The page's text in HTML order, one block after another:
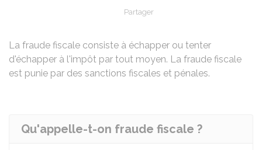
Partager
La fraude fiscale consiste à échapper ou tenter
d'échapper à l'impôt par tout moyen. La fraude fiscale
est punie par des sanctions fiscales et pénales.
Qu'appelle-t-on fraude fiscale ?